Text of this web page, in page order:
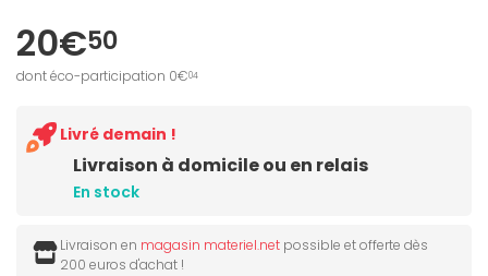
20€50
dont éco-participation 0€04
Livraison à domicile ou en relais
En stock
Livré demain !
Livraison en magasin materiel.net possible et offerte dès
200 euros d'achat !